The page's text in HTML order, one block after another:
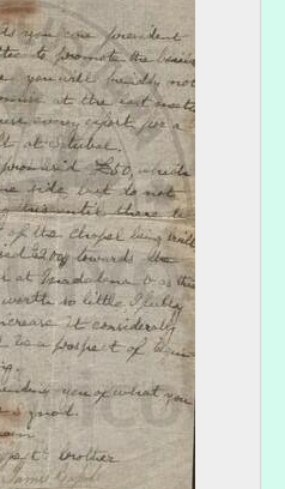
007 - [Carta de Diogo Cassels a André Cassels sobre a Comissão Permanente], 1912-08-28
008 - [Cópia de carta de Diogo Cassels para diversos bispos], 1912-10-29
009 - [Cópia de carta de Diogo Cassels sobre missões], 1912-11-06
- [Cópia de carta de Diogo Cassels a André Cassels sobre Frederic Flower e a Igreja Lusitana], 1912-11-08
- [Cópia de carta de Diogo Cassels a André Cassels sobre nomeações na Igreja Lusitana], 1913-01-06
- [Cópia de carta de Diogo Cassels a André Cassels sobre o reverendo Joaquim Figueiredo], 1912-06-06
013 - [Cópia de carta de Diogo Cassels para o Bispo de Gloucester], 1913-12-09
014 - [Cópia de carta de Diogo Cassels a André Cassels sobre Comissão Cultual], 1915-05-13
- [Cópia de carta de Diogo Cassels a André Cassels sobre artigos publicados no jornal The Guardian], 1915-08-30
016 - [Cópia de carta de Diogo Cassels a André Cassels sobre a sagração de um bispo], 1921-08-30
017 - [Cópia de Carta de Diogo Cassels ao Bispo de Meath], 1921
018 - [Cópia de carta de Diogo Cassels a André Cassels sobre recepção de um bispo], 1921-11-14
019 - [Cópia de Carta de Diogo Cassels aos membros do Conselho de Bispos], 1921-11-11
- [Carta de Diogo Cassels a André Cassels sobre a construção de uma capela na Madalena], 1923-01-21
021 - [Cópia de Carta de Diogo Cassels ao Bispo de Meath], 1920-02
os bens deixados em testamento por Diogo Cassels, 1923-11-21-1927-08-22
jornal de Diogo Cassels], 1911-02-10-1923-09-07